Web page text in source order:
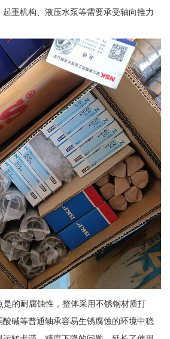
重机构、液压水泵等需要承受轴向推力
的耐腐蚀性，整体采用不锈钢材质打
碱等普通轴承容易生锈腐蚀的环境中稳